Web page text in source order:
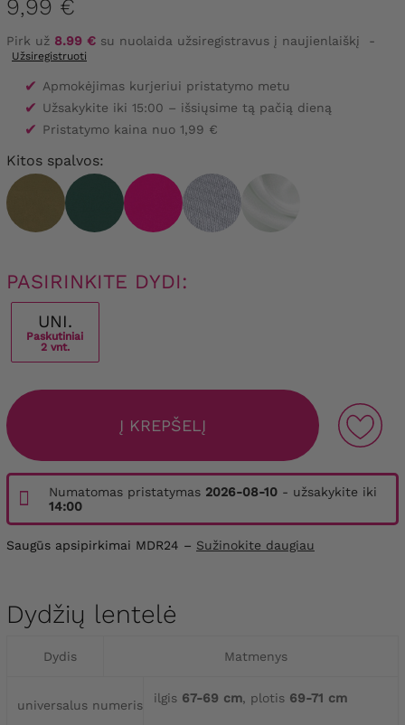
9,99 €
Pirk už 8.99 € su nuolaida užsiregistravus į naujienlaiškį -
Užsiregistruoti
✔ Apmokėjimas kurjeriui pristatymo metu
✔ Užsakykite iki 15:00 – išsiųsime tą pačią dieną
✔ Pristatymo kaina nuo 1,99 €
Kitos spalvos:
PASIRINKITE DYDI:
UNI.
Paskutiniai
2 vnt.
Į KREPŠELĮ
Numatomas pristatymas 2026-08-10 - užsakykite iki
14:00
Saugūs apsipirkimai MDR24 – Sužinokite daugiau
Dydžių lentelė
Dydis Matmenys
universalus numeris ilgis 67-69 cm, plotis 69-71 cm